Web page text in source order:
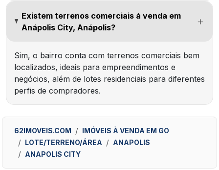
Existem terrenos comerciais à venda em
Anápolis City, Anápolis?
Sim, o bairro conta com terrenos comerciais bem
localizados, ideais para empreendimentos e
negócios, além de lotes residenciais para diferentes
perfis de compradores.
62IMOVEIS.COM
IMÓVEIS À VENDA EM GO
LOTE/TERRENO/ÁREA
ANAPOLIS
ANAPOLIS CITY